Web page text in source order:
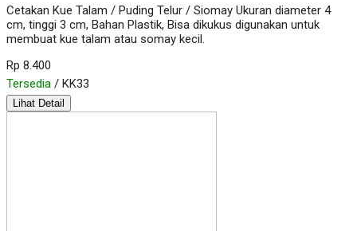
Cetakan Kue Talam / Puding Telur / Siomay Ukuran diameter 4
cm, tinggi 3 cm, Bahan Plastik, Bisa dikukus digunakan untuk
membuat kue talam atau somay kecil.
Rp 8.400
Tersedia / KK33
Lihat Detail